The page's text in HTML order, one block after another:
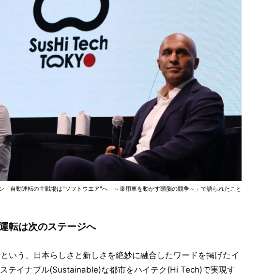
「自動運転の主戦場は"ソフトウエア"へ ～乗用車を動かす頭脳の競争～」で語られたこと
転は次のステージへ
いう、日本らしさと新しさを絶妙に融合したワードを掲げたイ
テイナブル(Sustainable)な都市をハイテク(Hi Tech)で実現す